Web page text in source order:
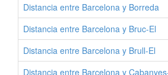
Distancia entre Barcelona y Borreda
Distancia entre Barcelona y Bruc-El
Distancia entre Barcelona y Brull-El
Distancia entre Barcelona y